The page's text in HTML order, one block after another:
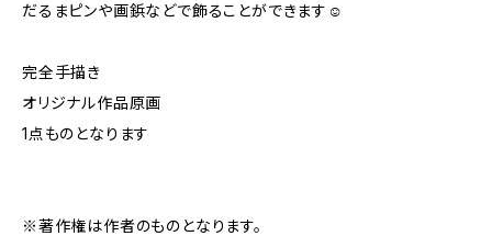
だるまピンや画鋲などで飾ることができます☺️
完全手描き
オリジナル作品原画
1点ものとなります
※著作権は作者のものとなります。